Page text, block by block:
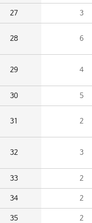
27 3
28 6
29 4
30 5
31 2
32 3
33 2
34 2
35 2